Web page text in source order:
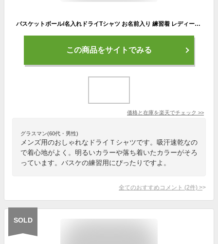
バスケットボール/名入れドライTシャツ お名前入り 練習着 レディース メンズ ウェア トップス 運動着 スポーツウェア ジョギング 吸汗速乾 チームTシャツ クラスTシャツ 100 グッズ UVカット ピクトグラム
この商品をサイトでみる
価格と在庫を楽天でチェック >>
グラスマン(60代・男性)
メンズ用のおしゃれなドライＴシャツです。吸汗速乾なの
で着心地がよく。明るいカラーや落ち着いたカラーがそろ
っています。バスケの練習用にぴったりですよ。
全てのおすすめコメント (2件) >
SOLD